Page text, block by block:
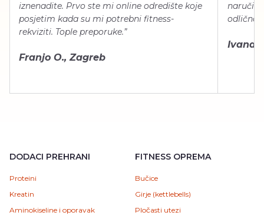
iznenadite. Prvo ste mi online odredište koje
posjetim kada su mi potrebni fitness-
rekviziti. Tople preporuke.”
Franjo O., Zagreb
naručiti,
odlično
Ivana
DODACI PREHRANI
Proteini
Kreatin
Aminokiseline i oporavak
FITNESS OPREMA
Bučice
Girje (kettlebells)
Pločasti utezi